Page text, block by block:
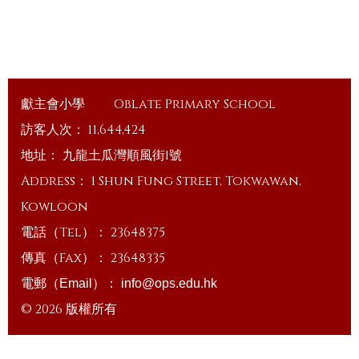
獻主會小學
Oblate Primary School
訪客人次： 11,644,424
地址： 九龍土瓜灣順風街1號
Address： 1 Shun Fung Street, Tokwawan,
Kowloon
電話（Tel）： 23648375
傳真（Fax）： 23648335
電郵（Email）： info@ops.edu.hk
© 2026 版權所有